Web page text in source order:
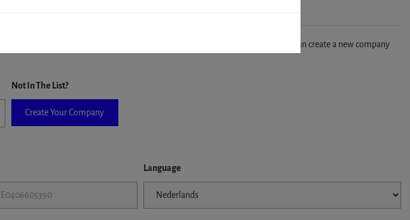
auto-complete the form. If you don't find your company in our database, you can create a new company
Not In The List?
Create Your Company
Language